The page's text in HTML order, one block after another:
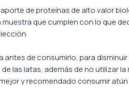
de proteínas de alto valor
que cumplen con lo que
de consumirlo, para
las latas, además de no utilizar la
y recomendado consumir